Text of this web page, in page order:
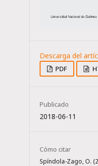
PDF
Publicado
2018-06-11
Cómo citar
Spíndola-Zago, O.